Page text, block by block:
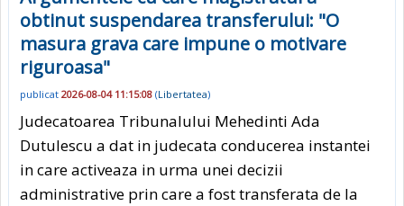
obtinut suspendarea transferului: "O
masura grava care impune o motivare
riguroasa"
publicat 2026-08-04 11:15:08 (Libertatea)
Judecatoarea Tribunalului Mehedinti Ada
Dutulescu a dat in judecata conducerea instantei
in care activeaza in urma unei decizii
administrative prin care a fost transferata de la